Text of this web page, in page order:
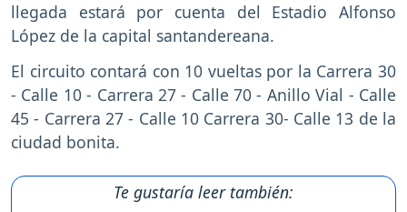
llegada estará por cuenta del Estadio Alfonso
López de la capital santandereana.
El circuito contará con 10 vueltas por la Carrera 30
- Calle 10 - Carrera 27 - Calle 70 - Anillo Vial - Calle
45 - Carrera 27 - Calle 10 Carrera 30- Calle 13 de la
ciudad bonita.
Te gustaría leer también: